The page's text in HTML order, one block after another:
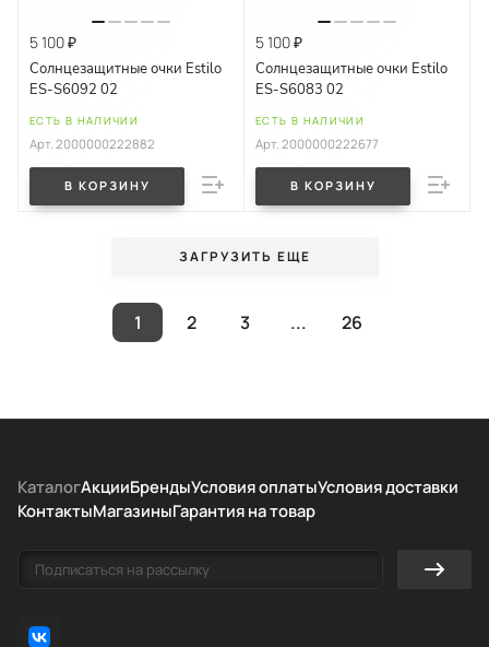
5 100 ₽
Солнцезащитные очки Estilo
ES-S6092 02
ЕСТЬ В НАЛИЧИИ
Арт. 2000000222882
В КОРЗИНУ
5 100 ₽
Солнцезащитные очки Estilo
ES-S6083 02
ЕСТЬ В НАЛИЧИИ
Арт. 2000000222677
В КОРЗИНУ
ЗАГРУЗИТЬ ЕЩЕ
1 2 3 ... 26
КаталогАкцииБрендыУсловия оплатыУсловия доставки
КонтактыМагазиныГарантия на товар